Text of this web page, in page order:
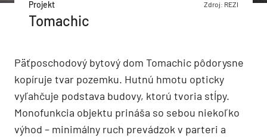
Projekt Zdroj: REZI
Tomachic
Päťposchodový bytový dom Tomachic pôdorysne
kopíruje tvar pozemku. Hutnú hmotu opticky
vyľahčuje podstava budovy, ktorú tvoria stĺpy.
Monofunkcia objektu prináša so sebou niekoľko
výhod – minimálny ruch prevádzok v parteri a